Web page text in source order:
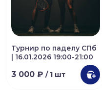
Турнир по паделу СПб
| 16.01.2026 19:00-21:00
3 000 ₽ / 1 шт